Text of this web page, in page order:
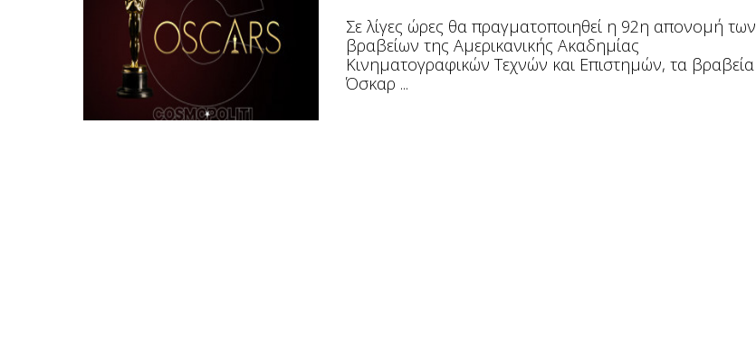
Σε λίγες ώρες θα πραγματοποιηθεί η 92η απονομή των
βραβείων της Αμερικανικής Ακαδημίας
Κινηματογραφικών Τεχνών και Επιστημών, τα βραβεία
Όσκαρ ...